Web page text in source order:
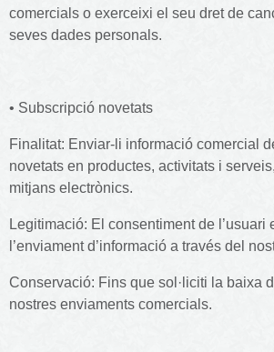
comercials o exerceixi el seu dret de
seves dades personals.
• Subscripció novetats
Finalitat: Enviar-li informació comercial
novetats en productes, activitats i
mitjans electrònics.
Legitimació: El consentiment de l’usuari
l’enviament d’informació a través del
Conservació: Fins que sol·liciti la baixa
nostres enviaments comercials.